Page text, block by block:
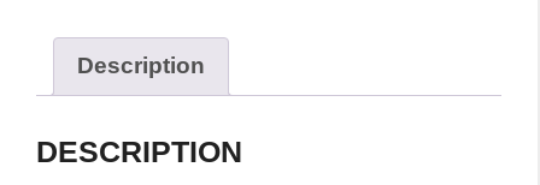
Description
DESCRIPTION